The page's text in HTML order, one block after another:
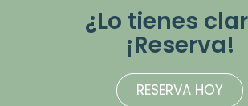
¿Lo tienes
¡Reserva!
RESERVA HOY